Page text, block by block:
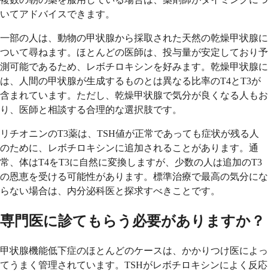
いてアドバイスできます。
一部の人は、動物の甲状腺から採取された天然の乾燥甲状腺に
ついて尋ねます。ほとんどの医師は、投与量が安定しており予
測可能であるため、レボチロキシンを好みます。乾燥甲状腺に
は、人間の甲状腺が生成するものとは異なる比率のT4とT3が
含まれています。ただし、乾燥甲状腺で気分が良くなる人もお
り、医師と相談する合理的な選択肢です。
リチオニンのT3薬は、TSH値が正常であっても症状が残る人
のために、レボチロキシンに追加されることがあります。通
常、体はT4をT3に自然に変換しますが、少数の人は追加のT3
の恩恵を受ける可能性があります。標準治療で最高の気分にな
らない場合は、内分泌科医と探求すべきことです。
専門医に診てもらう必要がありますか？
甲状腺機能低下症のほとんどのケースは、かかりつけ医によっ
てうまく管理されています。TSHがレボチロキシンによく反応